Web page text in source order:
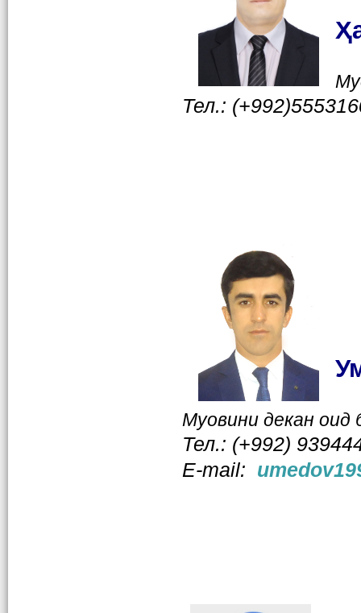
Тел.:
Муовини декан оид
Тел.: (+992)
Е-mail: